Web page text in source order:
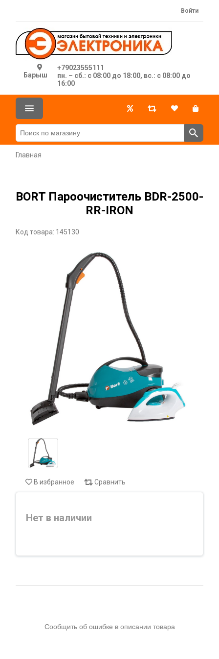
Барыш
+79023555111
пн. – сб.: с 08:00 до 18:00, вс.: с 08:00 до
16:00
Войти
Главная
BORT Пароочиститель BDR-2500-
RR-IRON
Код товара: 145130
В избранное Сравнить
Нет в наличии
Сообщить об ошибке в описании товара